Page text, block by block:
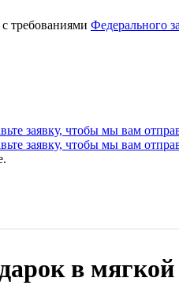
требованиями Федерального
заявку, чтобы мы вам
заявку, чтобы мы вам
в